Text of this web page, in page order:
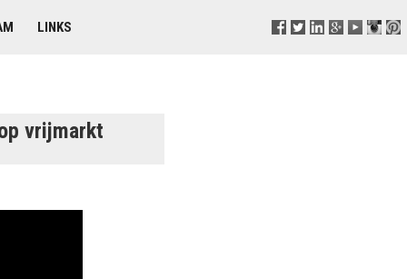
LINKS
vrijmarkt